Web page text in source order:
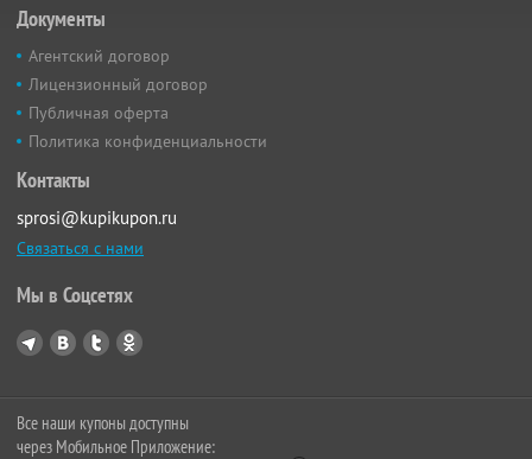
Документы
Агентский договор
Лицензионный договор
Публичная оферта
Политика конфиденциальности
Контакты
sprosi@kupikupon.ru
Связаться с нами
Мы в Соцсетях
Все наши купоны доступны
через Мобильное Приложение: